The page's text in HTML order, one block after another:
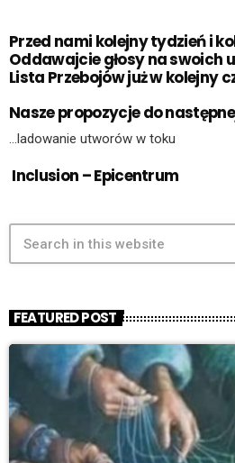
Przed nami kolejny tydzień i
Oddawajcie głosy na swoich
Lista Przebojów już w kolejny
Nasze propozycje do
…ladowanie utworów w toku
Inclusion – Epicentrum
FEATURED POST